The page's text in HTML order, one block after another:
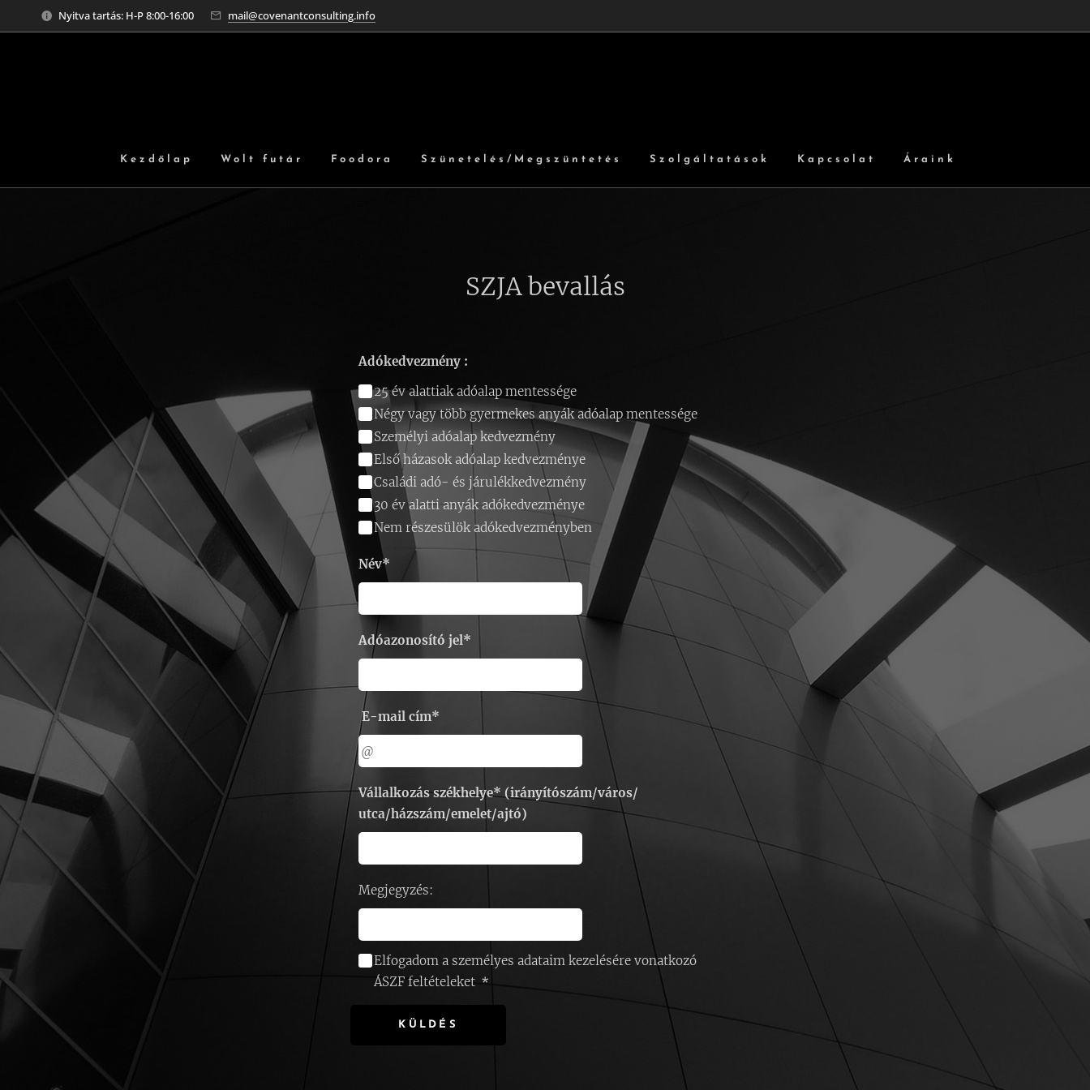
Nyitva tartás: H-P 8:00-16:00 mail@covenantconsulting.info
Kezdőlap Wolt futár Foodora Szünetelés/Megszüntetés Szolgáltatások Kapcsolat Áraink
SZJA bevallás
Adókedvezmény :
25 év alattiak adóalap mentessége
Négy vagy több gyermekes anyák adóalap mentessége
Személyi adóalap kedvezmény
Első házasok adóalap kedvezménye
Családi adó- és járulékkedvezmény
30 év alatti anyák adókedvezménye
Nem részesülök adókedvezményben
Név*
Adóazonosító jel*
E-mail cím*
Vállalkozás székhelye* (irányítószám/város/
utca/házszám/emelet/ajtó)
Megjegyzés:
Elfogadom a személyes adataim kezelésére vonatkozó
ÁSZF feltételeket
KÜLDÉS